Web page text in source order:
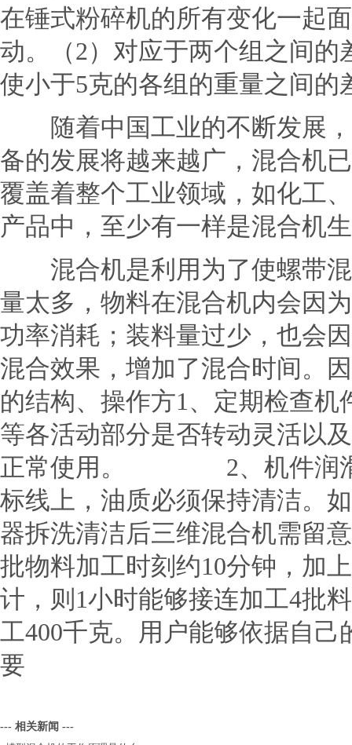
在锤式粉碎机的所有变化一起
动。（2）对应于两个组之间的
使小于5克的各组的重量之间
随着中国工业的不断发展，
备的发展将越来越广，混合机
覆盖着整个工业领域，如化工
产品中，至少有一样是混合机
混合机是利用为了使螺带混
量太多，物料在混合机内会因
功率消耗；装料量过少，也会
混合效果，增加了混合时间。
的结构、操作方1、定期检查
等各活动部分是否转动灵活以
正常使用。 2、机件润滑：
标线上，油质必须保持清洁。
器拆洗清洁后三维混合机需留
批物料加工时刻约10分钟，加
计，则1小时能够接连加工4批
工400千克。用户能够依据自
要
--- 相关新闻 ---